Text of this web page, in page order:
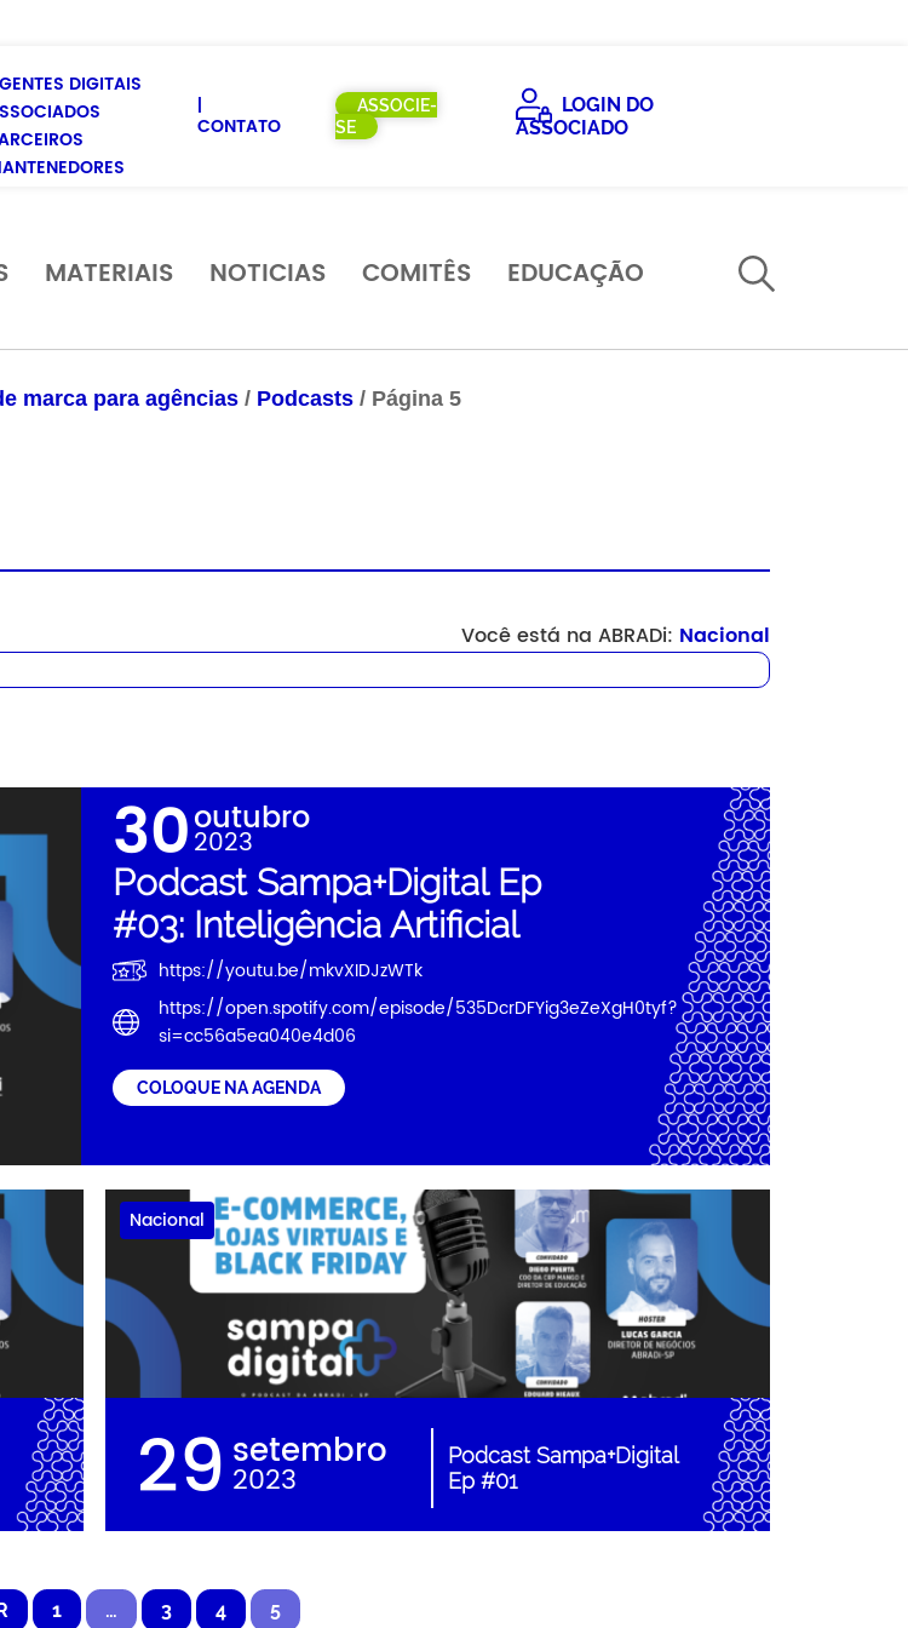
DIGITAIS
CONTATO
ASSOCIE-
SE
LOGIN DO
ASSOCIADO
MATERIAIS NOTICIAS COMITÊS EDUCAÇÃO
marca para agências / Podcasts / Página 5
Você está na ABRADi: Nacional
30outubro
2023
Podcast Sampa+Digital Ep
#03: Inteligência Artificial
https://youtu.be/mkvXIDJzWTk
https://open.spotify.com/episode/535DcrDFYig3eZeXgH0tyf?
si=cc56a5ea040e4d06
COLOQUE NA AGENDA
Nacional
29 setembro
2023
Podcast Sampa+Digital
Ep #01
1 … 3 4 5